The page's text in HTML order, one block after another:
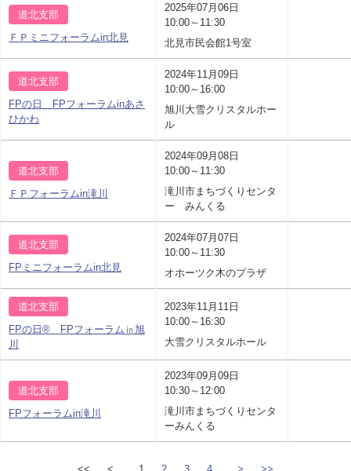
道北支部
ＦＰミニフォーラムin北見
2025年07月06日
10:00～11:30
北見市民会館1号室
道北支部
FPの日 FPフォーラムinあさ
ひかわ
2024年11月09日
10:00～16:00
旭川大雪クリスタルホー
ル
道北支部
ＦＰフォーラムin滝川
2024年09月08日
10:00～11:30
滝川市まちづくりセンタ
ー みんくる
道北支部
FPミニフォーラムin北見
2024年07月07日
10:00～11:30
オホーツク木のプラザ
道北支部
FPの日® FPフォーラム㏌旭
川
2023年11月11日
10:00～16:30
大雪クリスタルホール
道北支部
FPフォーラムin滝川
2023年09月09日
10:30～12:00
滝川市まちづくりセンタ
ーみんくる